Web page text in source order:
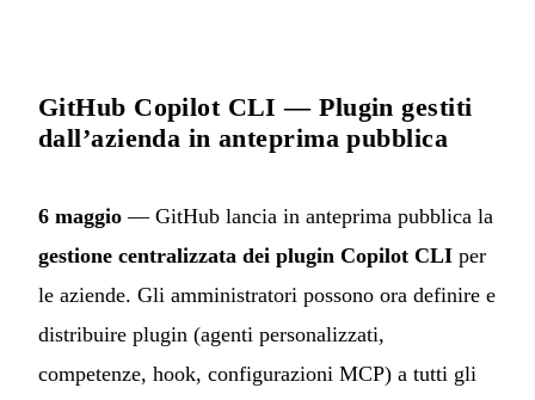
GitHub Copilot CLI — Plugin gestiti
dall’azienda in anteprima pubblica
6 maggio — GitHub lancia in anteprima pubblica la
gestione centralizzata dei plugin Copilot CLI per
le aziende. Gli amministratori possono ora definire e
distribuire plugin (agenti personalizzati,
competenze, hook, configurazioni MCP) a tutti gli